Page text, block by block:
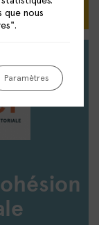
que nous
Paramètres